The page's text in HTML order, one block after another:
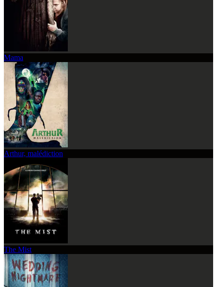
Mama
Arthur, malédiction
The Mist